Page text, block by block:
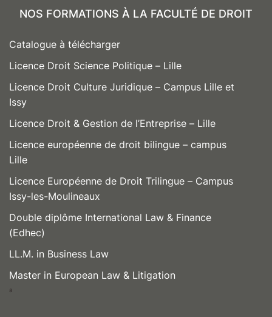
NOS FORMATIONS À LA FACULTÉ DE DROIT
Catalogue à télécharger
Licence Droit Science Politique – Lille
Licence Droit Culture Juridique – Campus Lille et
Issy
Licence Droit & Gestion de l’Entreprise – Lille
Licence européenne de droit bilingue – campus
Lille
Licence Européenne de Droit Trilingue – Campus
Issy-les-Moulineaux
Double diplôme International Law & Finance
(Edhec)
LL.M. in Business Law
Master in European Law & Litigation
a